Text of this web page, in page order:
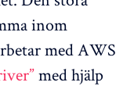
inom
med AWS
med hjälp